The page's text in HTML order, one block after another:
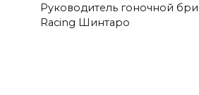
Руководитель гоночной
Racing Шинтаро